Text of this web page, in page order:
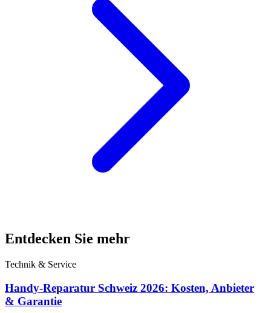
Entdecken Sie mehr
Technik & Service
Handy-Reparatur Schweiz 2026: Kosten, Anbieter
& Garantie